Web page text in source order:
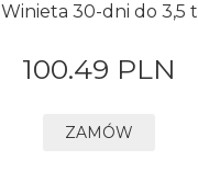
Winieta 30-dni do 3,5 t
100.49 PLN
ZAMÓW